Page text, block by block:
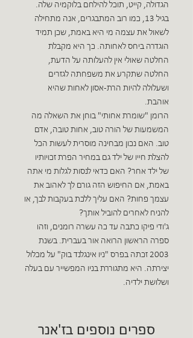
הגדולה, קייט, תוכל להילחם בלוקמיה שלה.
בגיל 13, כמו רוב המתבגרים, אנה מתחילה
לשאול את עצמה מי היא באמת, שכן תמיד
הוגדרה ביחס לאחותה. כך היא מקבלת
החלטה שאולי אין להעלותה על הדעת,
החלטה שתקרע את משפחתה לגזרים
ושעלולה להיות הרת-אסון לאחות שהיא
אוהבת.
הרומן "שומרת אחותי" בוחן את השאלה מה
המשמעות של הורה טוב, אחות טובה, אדם
טוב. האם נכון מבחינה מוסרית לעשות הכל
להצלת חייו של ילד גם במחיר הפרת זכויותיו
של ילד אחר? האם כדאי לנסות לגלות מי אתה
באמת, אם החיפוש הזה גורם לך לאהוב את
עצמך פחות? האם עליך ללכת בעקבות לבך, או
להניח לאחרים להוביל אותך?
ג'ודי פיקו כתבה עד כה עשרה רומנים, וזהו
ספרה הראשון הרואה אור בעברית. בשנת
2003 זכתה בפרס "ניו אינגלנד בוק" על מכלול
יצירתה. היא מתגוררת בניו המפשייר עם בעלה
ושלושת ילדיה.
ספרים נוספים בז'אנר